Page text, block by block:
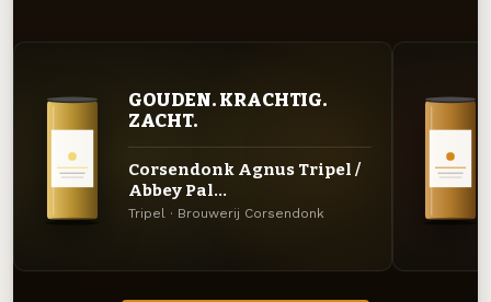
GOUDEN. KRACHTIG.
ZACHT.
Corsendonk Agnus Tripel /
Abbey Pal...
Tripel · Brouwerij Corsendonk